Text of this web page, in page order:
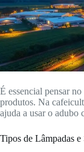
É essencial pensar
produtos. Na
ajuda a usar o adubo
Tipos de Lâmpadas